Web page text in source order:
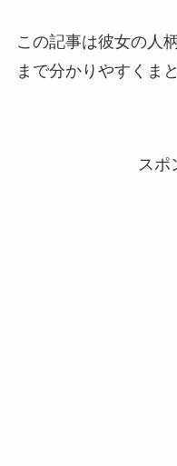
この記事は彼女の人
まで分かりやすくま
スポ